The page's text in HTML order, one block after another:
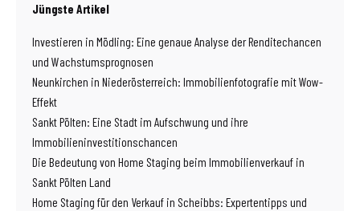
Jüngste Artikel
Investieren in Mödling: Eine genaue Analyse der Renditechancen
und Wachstumsprognosen
Neunkirchen in Niederösterreich: Immobilienfotografie mit Wow-
Effekt
Sankt Pölten: Eine Stadt im Aufschwung und ihre
Immobilieninvestitionschancen
Die Bedeutung von Home Staging beim Immobilienverkauf in
Sankt Pölten Land
Home Staging für den Verkauf in Scheibbs: Expertentipps und